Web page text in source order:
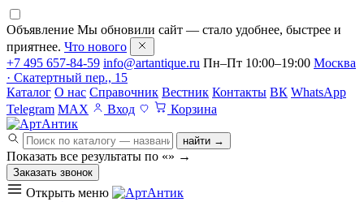
Объявление Мы обновили сайт — стало удобнее, быстрее и
приятнее. Что нового
+7 495 657-84-59 info@artantique.ru Пн–Пт 10:00–19:00 Москва
· Скатертный пер., 15
Каталог О нас Справочник Вестник Контакты ВК WhatsApp
Telegram MAX Вход Корзина
найти →
Показать все результаты по «» →
Заказать звонок
Открыть меню